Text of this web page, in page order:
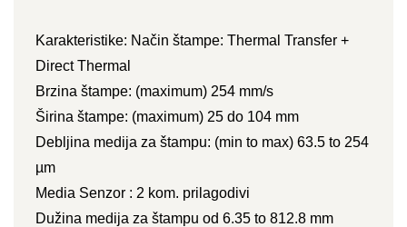
Karakteristike: Način štampe: Thermal Transfer +
Direct Thermal
Brzina štampe: (maximum) 254 mm/s
Širina štampe: (maximum) 25 do 104 mm
Debljina medija za štampu: (min to max) 63.5 to 254
µm
Media Senzor : 2 kom. prilagodivi
Dužina medija za štampu od 6.35 to 812.8 mm